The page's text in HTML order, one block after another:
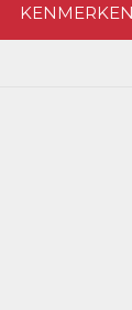
KENMERKEN